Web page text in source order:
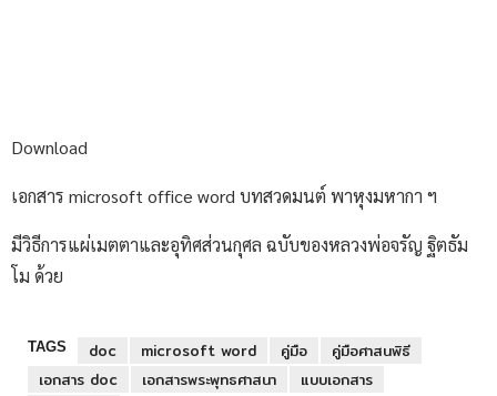
Download
เอกสาร microsoft office word บทสวดมนต์ พาหุงมหากา ฯ
มีวิธีการแผ่เมตตาและอุทิศส่วนกุศล ฉบับของหลวงพ่อจรัญ ฐิตธัม
โม ด้วย
TAGS doc microsoft word คู่มือ
คู่มือศาสนพิธี
เอกสาร doc
เอกสารพระพุทธศาสนา
แบบเอกสาร